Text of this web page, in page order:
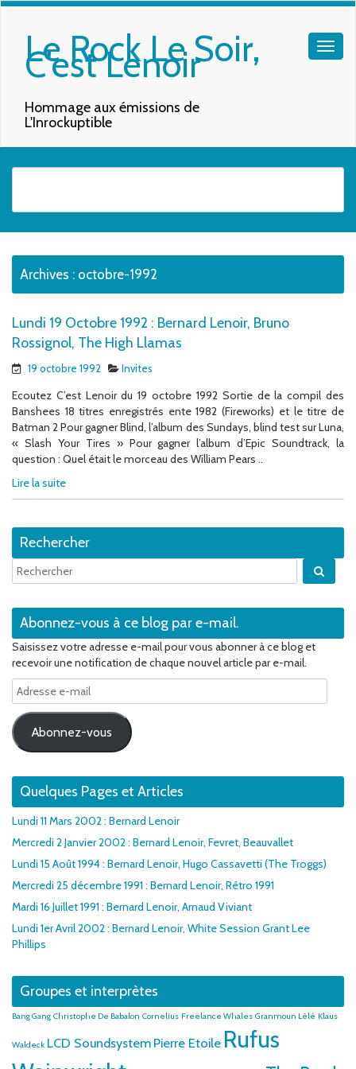
Le Rock Le Soir,
C'est Lenoir
Hommage aux émissions de
L'Inrockuptible
Archives : octobre-1992
Lundi 19 Octobre 1992 : Bernard Lenoir, Bruno
Rossignol, The High Llamas
19 octobre 1992 Invites
Ecoutez C’est Lenoir du 19 octobre 1992 Sortie de la compil des
Banshees 18 titres enregistrés ente 1982 (Fireworks) et le titre de
Batman 2 Pour gagner Blind, l’album des Sundays, blind test sur Luna,
« Slash Your Tires » Pour gagner l’album d’Epic Soundtrack, la
question : Quel était le morceau des William Pears ..
Lire la suite
Rechercher
Abonnez-vous à ce blog par e-mail.
Saisissez votre adresse e-mail pour vous abonner à ce blog et
recevoir une notification de chaque nouvel article par e-mail.
Adresse
e-
mail
Abonnez-vous
Quelques Pages et Articles
Lundi 11 Mars 2002 : Bernard Lenoir
Mercredi 2 Janvier 2002 : Bernard Lenoir, Fevret, Beauvallet
Lundi 15 Août 1994 : Bernard Lenoir, Hugo Cassavetti (The Troggs)
Mercredi 25 décembre 1991 : Bernard Lenoir, Rétro 1991
Mardi 16 Juillet 1991 : Bernard Lenoir, Arnaud Viviant
Lundi 1er Avril 2002 : Bernard Lenoir, White Session Grant Lee
Phillips
Groupes et interprètes
Bang Gang Christophe De Babalon Cornelius Freelance Whales Granmoun Lélé Klaus
Waldeck LCD Soundsystem Pierre Etoile Rufus